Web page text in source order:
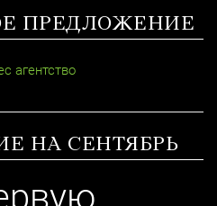
ПРЕДЛОЖЕНИЕ
агентство
НА СЕНТЯБРЬ